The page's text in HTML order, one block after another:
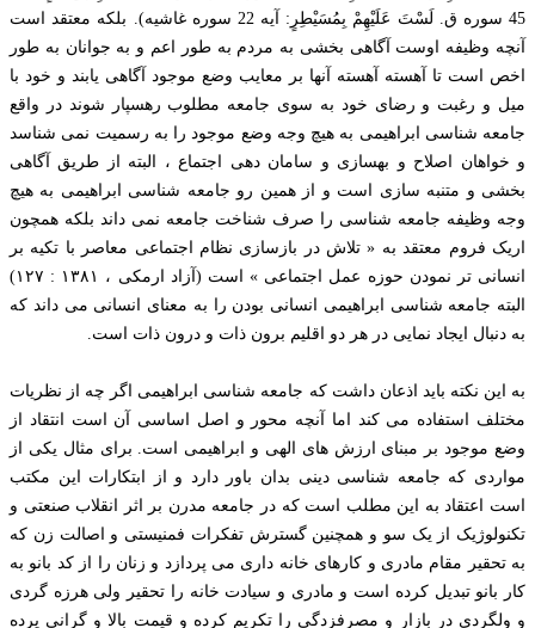
45 سوره ق. لَسْتَ‌ عَلَيْهِمْ‌ بِمُسَيْطِرٍ: آیه 22 سوره غاشیه). بلکه معتقد است
آنچه وظیفه اوست آگاهی بخشی به مردم به طور اعم و به جوانان به طور
اخص است تا آهسته آهسته آنها بر معایب وضع موجود آگاهی یابند و خود با
میل و رغبت و رضای خود به سوی جامعه مطلوب رهسپار شوند در واقع
جامعه شناسی ابراهیمی به هیچ وجه وضع موجود را به رسمیت نمی شناسد
و خواهان اصلاح و بهسازی و سامان دهی اجتماع ، البته از طریق آگاهی
بخشی و متنبه سازی است و از همین رو جامعه شناسی ابراهیمی به هیچ
وجه وظیفه جامعه شناسی را صرف شناخت جامعه نمی داند بلکه همچون
اریک فروم معتقد به « تلاش در بازسازی نظام اجتماعی معاصر با تکیه بر
انسانی تر نمودن حوزه عمل اجتماعی » است (آزاد ارمکی ، ۱۳۸۱ : ۱۲۷)
البته جامعه شناسی ابراهیمی انسانی بودن را به معنای انسانی می داند که
به دنبال ایجاد نمایی در هر دو اقلیم برون ذات و درون ذات است.
به این نکته باید اذعان داشت که جامعه شناسی ابراهیمی اگر چه از نظریات
مختلف استفاده می کند اما آنچه محور و اصل اساسی آن است انتقاد از
وضع موجود بر مبنای ارزش های الهی و ابراهیمی است. برای مثال یکی از
مواردی که جامعه شناسی دینی بدان باور دارد و از ابتکارات این مکتب
است اعتقاد به این مطلب است که در جامعه مدرن بر اثر انقلاب صنعتی و
تکنولوژیک از یک سو و همچنین گسترش تفکرات فمنیستی و اصالت زن که
به تحقیر مقام مادری و کارهای خانه داری می پردازد و زنان را از کد بانو به
کار بانو تبدیل کرده است و مادری و سیادت خانه را تحقیر ولی هرزه گردی
و ولگردی در بازار و مصرفزدگی را تکریم کرده و قیمت بالا و گرانی پرده